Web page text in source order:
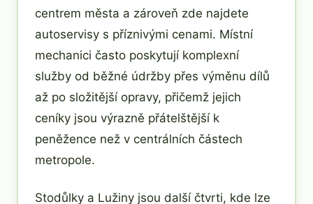
centrem města a zároveň zde najdete
autoservisy s příznivými cenami. Místní
mechanici často poskytují komplexní
služby od běžné údržby přes výměnu dílů
až po složitější opravy, přičemž jejich
ceníky jsou výrazně přátelštější k
peněžence než v centrálních částech
metropole.
Stodůlky a Lužiny jsou další čtvrti, kde lze